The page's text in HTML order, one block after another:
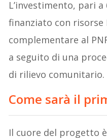
L’investimento, pari
finanziato con risorse
complementare al
a seguito di una
di rilievo comunitario.
Come sarà il
Il cuore del progetto